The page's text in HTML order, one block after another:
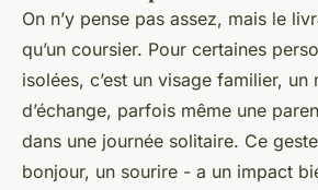
On n’y pense pas assez, mais le
qu’un coursier. Pour certaines
isolées, c’est un visage familier, un
d’échange, parfois même une
dans une journée solitaire. Ce
bonjour, un sourire - a un impact